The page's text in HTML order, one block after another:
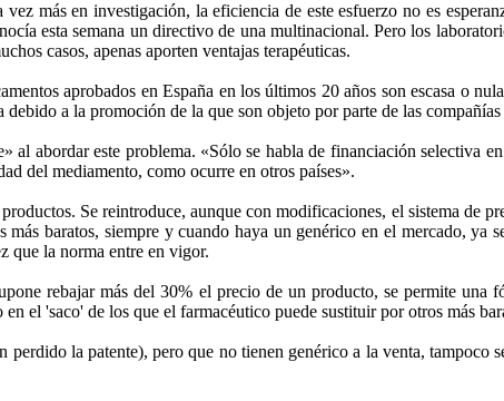
más en investigación, la eficiencia de este esfuerzo no es
esta semana un directivo de una multinacional. Pero los
casos, apenas aporten ventajas terapéuticas.
aprobados en España en los últimos 20 años son escasa o
a la promoción de la que son objeto por parte de las
al abordar este problema. «Sólo se habla de financiación selectiva
del mediamento, como ocurre en otros países».
Se reintroduce, aunque con modificaciones, el sistema de
baratos, siempre y cuando haya un genérico en el mercado, ya
que la norma entre en vigor.
rebajar más del 30% el precio de un producto, se permite una
el 'saco' de los que el farmacéutico puede sustituir por otros más
la patente), pero que no tienen genérico a la venta, tampoco